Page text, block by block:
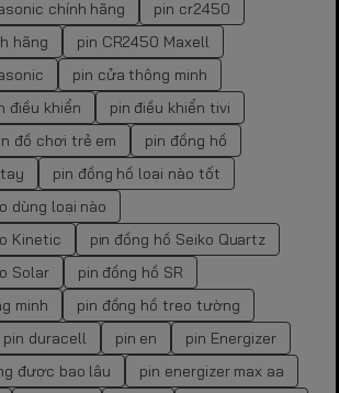
chính hãng
pin cr2450
hãng
pin CR2450 Maxell
pin cửa thông minh
điều khiển
pin điều khiển tivi
đồ chơi trẻ em
pin đồng hồ
pin đồng hồ loại nào tốt
dùng loại nào
Kinetic
pin đồng hồ Seiko Quartz
Solar
pin đồng hồ SR
minh
pin đồng hồ treo tường
pin duracell pin en
pin Energizer
được bao lâu
pin energizer max aa